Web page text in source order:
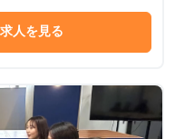
求人を見る